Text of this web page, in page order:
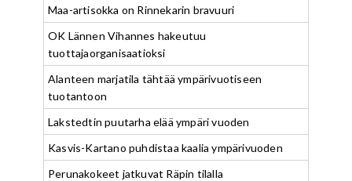
Maa-artisokka on Rinnekarin bravuuri
OK Lännen Vihannes hakeutuu
tuottajaorganisaatioksi
Alanteen marjatila tähtää ympärivuotiseen
tuotantoon
Lakstedtin puutarha elää ympäri vuoden
Kasvis-Kartano puhdistaa kaalia ympärivuoden
Perunakokeet jatkuvat Räpin tilalla